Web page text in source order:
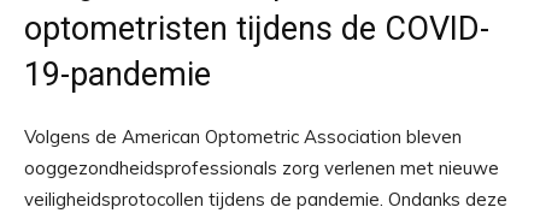
optometristen tijdens de COVID-
19-pandemie
Volgens de American Optometric Association bleven
ooggezondheidsprofessionals zorg verlenen met nieuwe
veiligheidsprotocollen tijdens de pandemie. Ondanks deze